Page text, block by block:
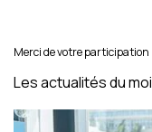
Merci de votre participation !
Les actualités du